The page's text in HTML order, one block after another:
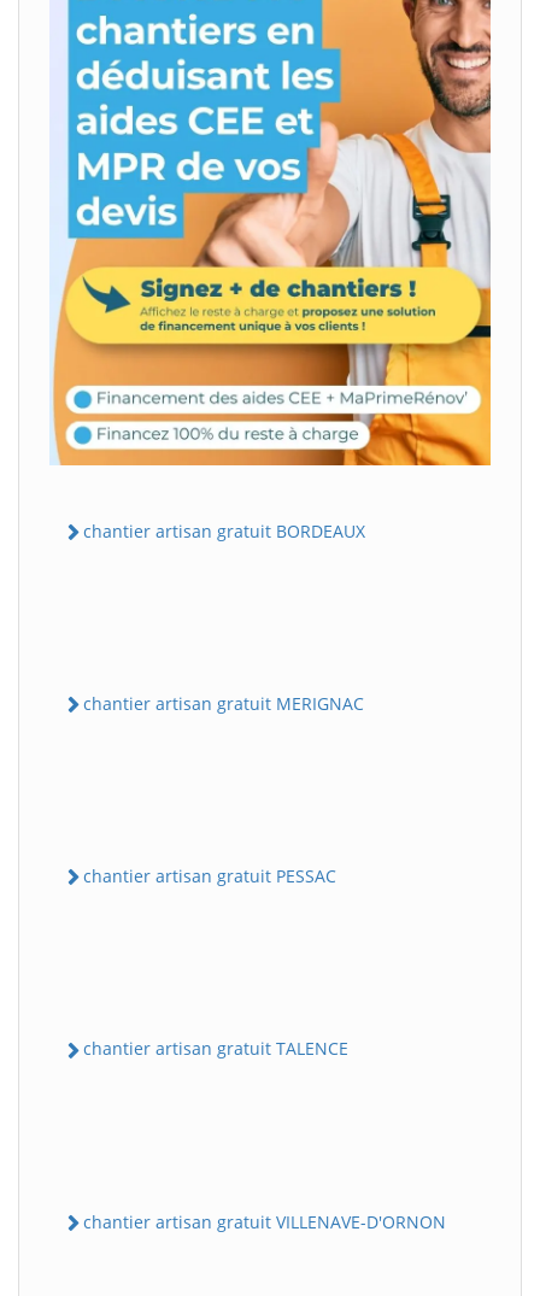
chantier artisan gratuit BORDEAUX
chantier artisan gratuit MERIGNAC
chantier artisan gratuit PESSAC
chantier artisan gratuit TALENCE
chantier artisan gratuit VILLENAVE-D'ORNON